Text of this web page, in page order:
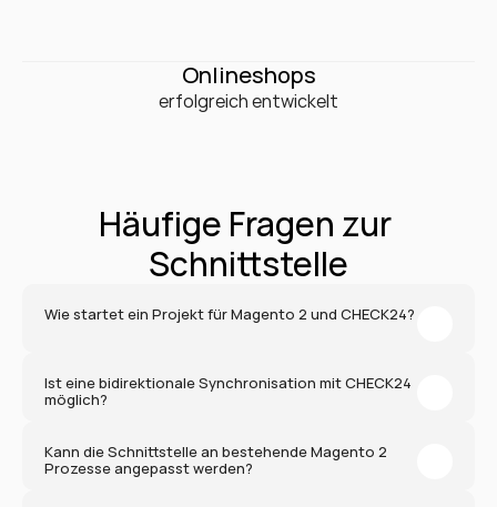
0+
Onlineshops
erfolgreich entwickelt
Häufige Fragen zur
Schnittstelle
Wie startet ein Projekt für Magento 2 und CHECK24?
Ist eine bidirektionale Synchronisation mit CHECK24
möglich?
Kann die Schnittstelle an bestehende Magento 2
Prozesse angepasst werden?